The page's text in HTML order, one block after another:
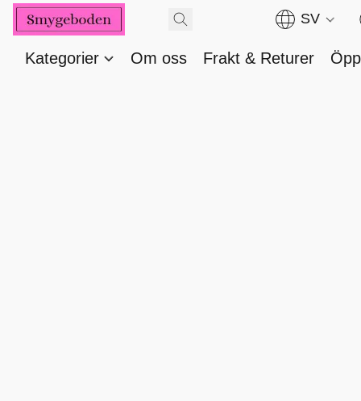
SV
Kategorier Om oss Frakt & Returer